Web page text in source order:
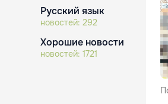
Русский язык
новостей: 292
Хорошие новости
новостей: 1721